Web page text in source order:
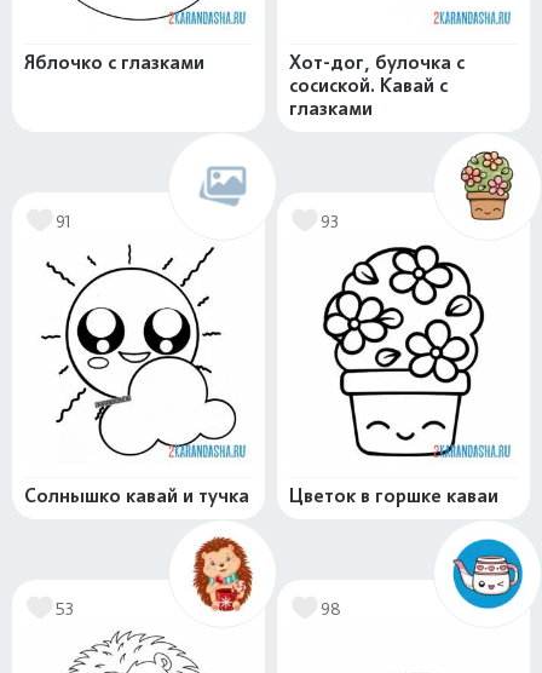
Яблочко с глазками
Хот-дог, булочка с
сосиской. Кавай с
глазками
91
Солнышко кавай и тучка
93
Цветок в горшке каваи
53 98